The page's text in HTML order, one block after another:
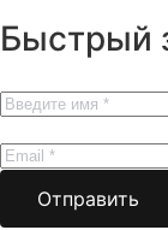
Быстрый
Отправить